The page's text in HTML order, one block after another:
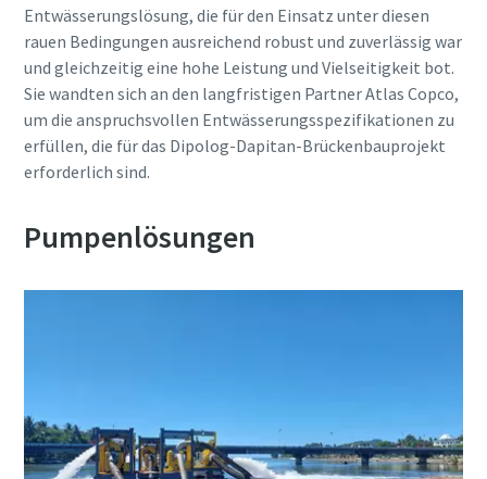
Entwässerungslösung, die für den Einsatz unter diesen
rauen Bedingungen ausreichend robust und zuverlässig war
und gleichzeitig eine hohe Leistung und Vielseitigkeit bot.
Sie wandten sich an den langfristigen Partner Atlas Copco,
um die anspruchsvollen Entwässerungsspezifikationen zu
erfüllen, die für das Dipolog-Dapitan-Brückenbauprojekt
erforderlich sind.
Pumpenlösungen